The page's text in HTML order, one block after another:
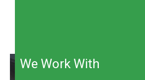
We Work With